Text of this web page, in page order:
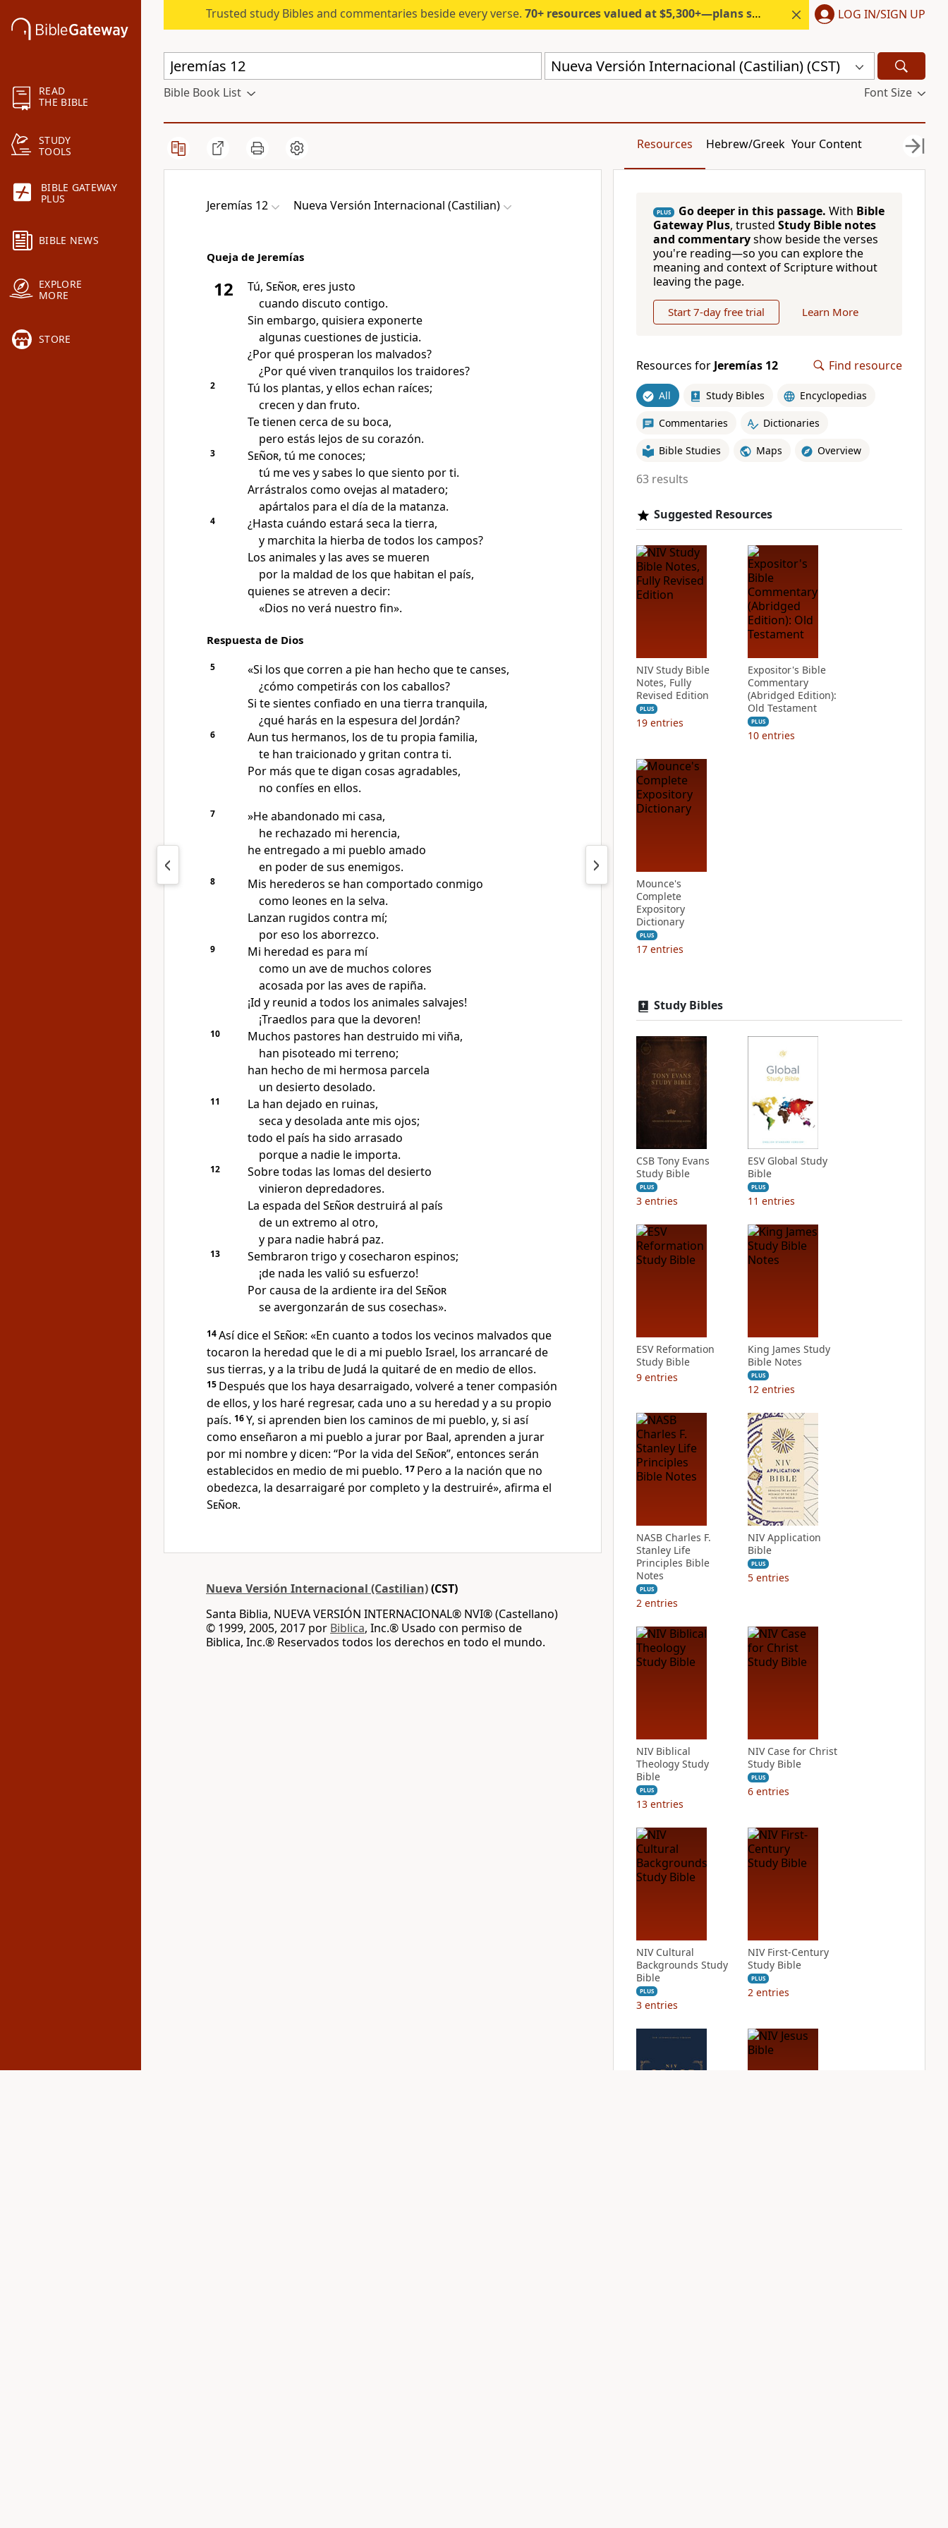
READ
THE BIBLE
STUDY
TOOLS
BIBLE GATEWAY
PLUS
BIBLE NEWS
EXPLORE
MORE
STORE
Trusted study Bibles and commentaries beside every verse. 70+ resources valued at $5,300+—plans start under $6/month. LOG IN/SIGN UP
Nueva Versión Internacional (Castilian) (CST)
Bible Book List Font Size
Resources Hebrew/Greek Your Content
Jeremías 12 Nueva Versión Internacional (Castilian)
Queja de Jeremías
12 Tú, Señor, eres justo
cuando discuto contigo.
Sin embargo, quisiera exponerte
algunas cuestiones de justicia.
¿Por qué prosperan los malvados?
¿Por qué viven tranquilos los traidores?
2
Tú los plantas, y ellos echan raíces;
crecen y dan fruto.
Te tienen cerca de su boca,
pero estás lejos de su corazón.
3 Señor, tú me conoces;
tú me ves y sabes lo que siento por ti.
Arrástralos como ovejas al matadero;
apártalos para el día de la matanza.
4
¿Hasta cuándo estará seca la tierra,
y marchita la hierba de todos los campos?
Los animales y las aves se mueren
por la maldad de los que habitan el país,
quienes se atreven a decir:
«Dios no verá nuestro fin».
Respuesta de Dios
5
«Si los que corren a pie han hecho que te canses,
¿cómo competirás con los caballos?
Si te sientes confiado en una tierra tranquila,
¿qué harás en la espesura del Jordán?
6
Aun tus hermanos, los de tu propia familia,
te han traicionado y gritan contra ti.
Por más que te digan cosas agradables,
no confíes en ellos.
7
»He abandonado mi casa,
he rechazado mi herencia,
he entregado a mi pueblo amado
en poder de sus enemigos.
8
Mis herederos se han comportado conmigo
como leones en la selva.
Lanzan rugidos contra mí;
por eso los aborrezco.
9
Mi heredad es para mí
como un ave de muchos colores
acosada por las aves de rapiña.
¡Id y reunid a todos los animales salvajes!
¡Traedlos para que la devoren!
10
Muchos pastores han destruido mi viña,
han pisoteado mi terreno;
han hecho de mi hermosa parcela
un desierto desolado.
11
La han dejado en ruinas,
seca y desolada ante mis ojos;
todo el país ha sido arrasado
porque a nadie le importa.
12
Sobre todas las lomas del desierto
vinieron depredadores.
La espada del Señordestruirá al país
de un extremo al otro,
y para nadie habrá paz.
13
Sembraron trigo y cosecharon espinos;
¡de nada les valió su esfuerzo!
Por causa de la ardiente ira del Señor
se avergonzarán de sus cosechas».
14Así dice el Señor: «En cuanto a todos los vecinos malvados que
tocaron la heredad que le di a mi pueblo Israel, los arrancaré de
sus tierras, y a la tribu de Judá la quitaré de en medio de ellos.
15 Después que los haya desarraigado, volveré a tener compasión
de ellos, y los haré regresar, cada uno a su heredad y a su propio
país. 16Y, si aprenden bien los caminos de mi pueblo, y, si así
como enseñaron a mi pueblo a jurar por Baal, aprenden a jurar
por mi nombre y dicen: “Por la vida del Señor”, entonces serán
establecidos en medio de mi pueblo. 17 Pero a la nación que no
obedezca, la desarraigaré por completo y la destruiré», afirma el
Señor.
Nueva Versión Internacional (Castilian)(CST)
Santa Biblia, NUEVA VERSIÓN INTERNACIONAL® NVI® (Castellano)
© 1999, 2005, 2017 por Biblica, Inc.® Usado con permiso de
Biblica, Inc.® Reservados todos los derechos en todo el mundo.
PLUS Go deeper in this passage. With Bible
Gateway Plus, trusted Study Bible notes
and commentaryshow beside the verses
you're reading—so you can explore the
meaning and context of Scripture without
leaving the page.
Start 7-day free trial Learn More
Resources for Jeremías 12 Find resource
All Study Bibles Encyclopedias
Commentaries Dictionaries
Bible Studies Maps Overview
63 results
Suggested Resources
NIV Study Bible
Notes, Fully
Revised Edition
PLUS
19 entries
Expositor's Bible
Commentary
(Abridged Edition):
Old Testament
PLUS
10 entries
Mounce's
Complete
Expository
Dictionary
PLUS
17 entries
Study Bibles
CSB Tony Evans
Study Bible
PLUS
3 entries
ESV Global Study
Bible
PLUS
11 entries
ESV Reformation
Study Bible
9 entries
King James Study
Bible Notes
PLUS
12 entries
NASB Charles F.
Stanley Life
Principles Bible
Notes
PLUS
2 entries
NIV Application
Bible
PLUS
5 entries
NIV Biblical
Theology Study
Bible
PLUS
13 entries
NIV Case for Christ
Study Bible
PLUS
6 entries
NIV Cultural
Backgrounds Study
Bible
PLUS
3 entries
NIV First-Century
Study Bible
PLUS
2 entries